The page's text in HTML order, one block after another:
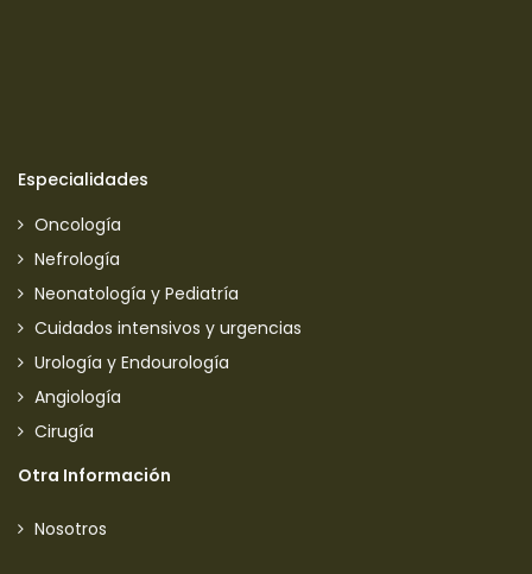
Especialidades
Oncología
Nefrología
Neonatología y Pediatría
Cuidados intensivos y urgencias
Urología y Endourología
Angiología
Cirugía
Otra Información
Nosotros